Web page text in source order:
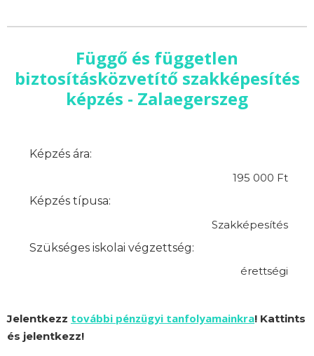
Függő és független
biztosításközvetítő szakképesítés
képzés - Zalaegerszeg
Képzés ára:
195 000 Ft
Képzés típusa:
Szakképesítés
Szükséges iskolai végzettség:
érettségi
Jelentkezz további pénzügyi tanfolyamainkra! Kattints
és jelentkezz!